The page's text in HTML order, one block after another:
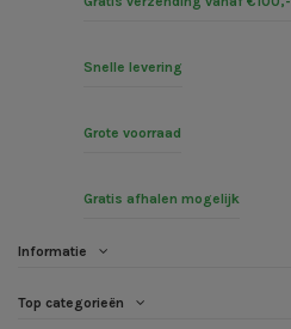
Snelle levering
Grote voorraad
Gratis afhalen mogelijk
Informatie
Top categorieën